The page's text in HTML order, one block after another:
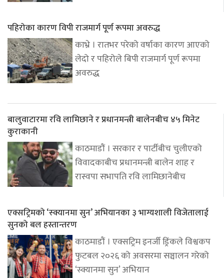
पहिरोका कारण विपी राजमार्ग पूर्ण रूपमा अवरुद्ध
काभ्रे । रातभर परेको वर्षाका कारण आएको
लेदो र पहिरोले बिपी राजमार्ग पूर्ण रूपमा
अवरुद्ध
बालुवाटारमा रवि लामिछाने र प्रधानमन्त्री बालेनबीच ४५ मिनेट
कुराकानी
काठमाडौं । सरकार र पार्टीबीच चुलीएको
विवादकाबीच प्रधानमन्त्री बालेन शाह र
रास्वपा सभापति रवि लामिछानेबीच
एक्सट्रिमको ‘स्क्यानमा सुन’ अभियानका ३ भाग्यशाली विजेतालाई
सुनको बल हस्तान्तरण
काठमाडौं । एक्सट्रिम इनर्जी ड्रिंकले विश्वकप
फुटबल २०२६ को अवसरमा सञ्चालन गरेको
‘स्क्यानमा सुन’ अभियान